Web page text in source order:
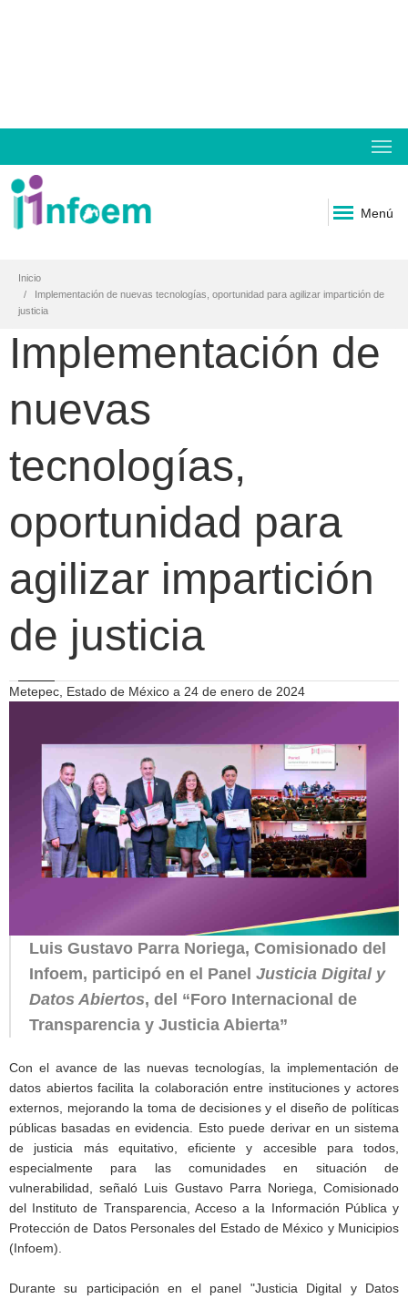
Menú
Inicio
Implementación de nuevas tecnologías, oportunidad para agilizar impartición de
justicia
Implementación de
nuevas
tecnologías,
oportunidad para
agilizar impartición
de justicia
Metepec, Estado de México a 24 de enero de 2024
Luis Gustavo Parra Noriega, Comisionado del
Infoem, participó en el Panel Justicia Digital y
Datos Abiertos, del “Foro Internacional de
Transparencia y Justicia Abierta”
Con el avance de las nuevas tecnologías, la implementación de
datos abiertos facilita la colaboración entre instituciones y actores
externos, mejorando la toma de decisiones y el diseño de políticas
públicas basadas en evidencia. Esto puede derivar en un sistema
de justicia más equitativo, eficiente y accesible para todos,
especialmente para las comunidades en situación de
vulnerabilidad, señaló Luis Gustavo Parra Noriega, Comisionado
del Instituto de Transparencia, Acceso a la Información Pública y
Protección de Datos Personales del Estado de México y Municipios
(Infoem).
Durante su participación en el panel "Justicia Digital y Datos